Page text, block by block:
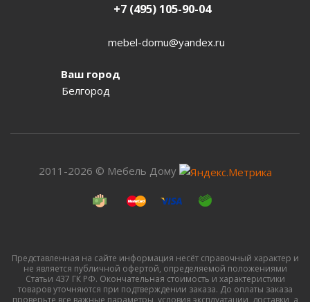
+7 (495) 105-90-04
mebel-domu@yandex.ru
Ваш город
Белгород
2011-2026 © Мебель Дому
Представленная на сайте информация несёт справочный характер и
не является публичной офертой, определяемой положениями
Статьи 437 ГК РФ. Окончательная стоимость и характеристики
товаров уточняются при подтверждении заказа. До оплаты заказа
проверьте все важные параметры, условия эксплуатации, доставки, а